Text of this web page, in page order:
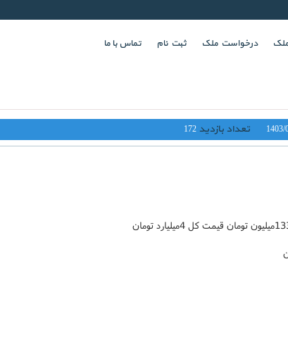
درخواست ملک ثبت نام تماس با ما
1403/ تعداد بازدید 172